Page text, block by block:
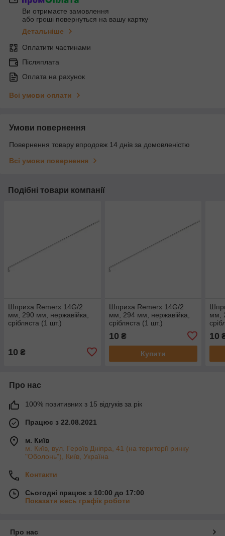
Ви отримаєте замовлення
або гроші повернуться на вашу картку
Детальніше
Оплатити частинами
Післяплата
Оплата на рахунок
Всі умови оплати
Умови повернення
Повернення товару впродовж 14 днів за домовленістю
Всі умови повернення
Подібні товари компанії
Шприха Remerx 14G/2
мм, 290 мм, нержавійка,
срібляста (1 шт.)
10 ₴
Шприха Remerx 14G/2
мм, 294 мм, нержавійка,
срібляста (1 шт.)
10 ₴
Купити
мм,
10
Про нас
100% позитивних з 15 відгуків за рік
Працює з 22.08.2021
м. Київ
м. Київ, вул. Героїв Дніпра, 41 (на території ринку
"Оболонь"), Київ, Україна
Контакти
Сьогодні працює з 10:00 до 17:00
Показати весь графік роботи
Про нас